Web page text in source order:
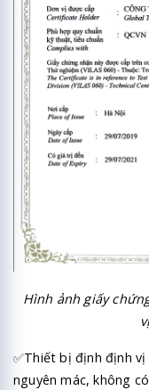
Hình ảnh giấy
✅Thiết bị định định vị
nguyên mác, không